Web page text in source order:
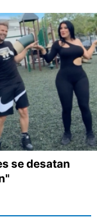
se desatan